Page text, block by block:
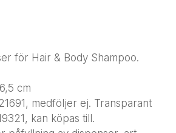
för Hair & Body Shampoo.
cm
medföljer ej. Transparant
kan köpas till.